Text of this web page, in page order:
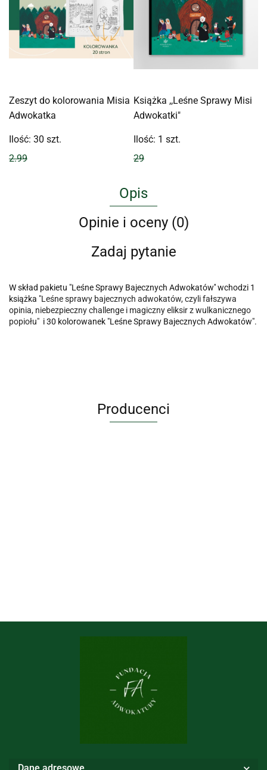
Zeszyt do kolorowania Misia
Adwokatka
2.99
Ilość: 30 szt.
Książka ,,Leśne Sprawy Misi
Adwokatki"
29
Ilość: 1 szt.
Opis
Opinie i oceny (0)
Zadaj pytanie
W skład pakietu "Leśne Sprawy Bajecznych Adwokatów'' wchodzi 1
książka "Leśne sprawy bajecznych adwokatów, czyli fałszywa
opinia, niebezpieczny challenge i magiczny eliksir z wulkanicznego
popiołu" i 30 kolorowanek "Leśne Sprawy Bajecznych Adwokatów".
Producenci